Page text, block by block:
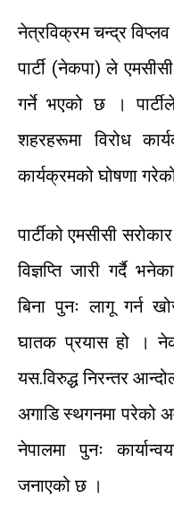
नेत्रविक्रम चन्द्र विप्लव
पार्टी (नेकपा)ले एमसीसी
गर्ने भएको छ ।
शहरहरूमा विरोध
कार्यक्रमको घोषणा
पार्टीको एमसीसी सरोकार
विज्ञप्ति जारी गर्दै भनेका
बिना पुनःलागू गर्न
घातक प्रयास हो ।
यस.विरुद्ध निरन्तर
अगाडि स्थगनमा परेको
नेपालमा
पुनः
जनाएको छ ।